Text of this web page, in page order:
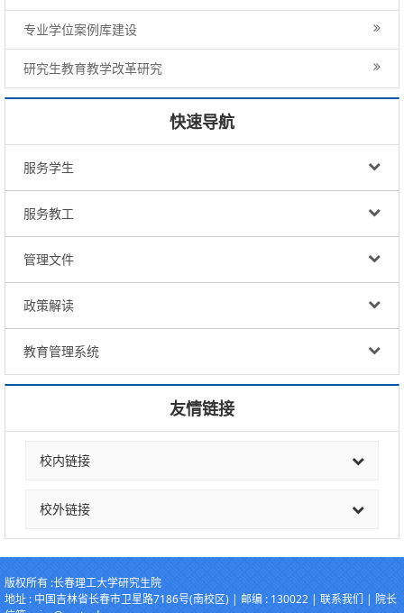
专业学位案例库建设
研究生教育教学改革研究
快速导航
服务学生
服务教工
管理文件
政策解读
教育管理系统
友情链接
校内链接
校外链接
版权所有 :长春理工大学研究生院
地址 : 中国吉林省长春市卫星路7186号(南校区) | 邮编 : 130022 | 联系我们 | 院长